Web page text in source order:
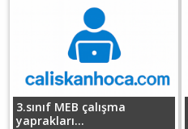
3.sınıf MEB çalışma
yaprakları...